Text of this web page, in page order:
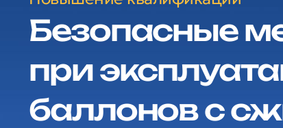
Безопасные
при
баллонов с